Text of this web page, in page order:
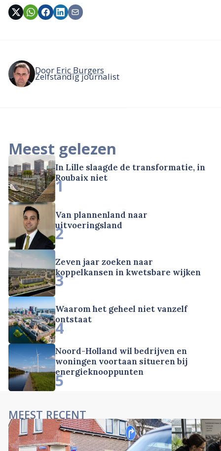
Door Eric Burgers
Zelfstandig journalist
Meest gelezen
In Lille slaagde de transformatie, in
Roubaix niet
1
Van plannenland naar
uitvoeringsland
2
Zeven jaar zoeken naar
koppelkansen in kwetsbare wijken
3
Waarom het geheel niet vanzelf
ontstaat
4
Noord-Holland wil bedrijven en
woningen voortaan situeren bij
energieknooppunten
5
MEEST RECENT